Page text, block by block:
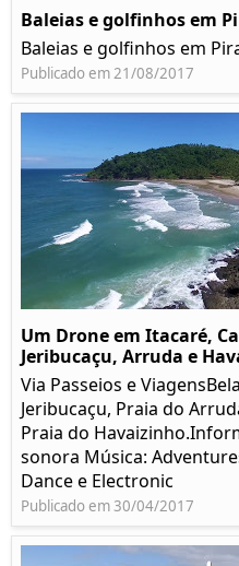
Baleias e golfinhos em
Baleias e golfinhos em
Publicado em 21/08/2017
Um Drone em Itacaré,
Jeribucaçu, Arruda e
Via Passeios e
Jeribucaçu, Praia do
Praia do
sonora Música:
Dance e Electronic
Publicado em 30/04/2017